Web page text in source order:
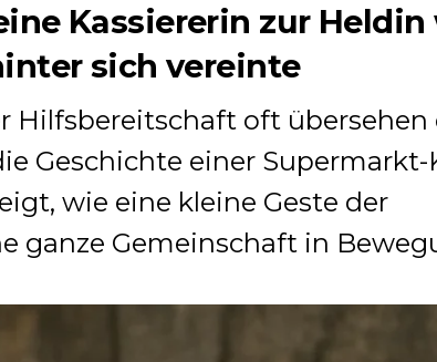
Kassiererin zur
sich vereinte
Hilfsbereitschaft oft übersehen
Geschichte einer Supermarkt-
wie eine kleine Geste der
ganze Gemeinschaft in